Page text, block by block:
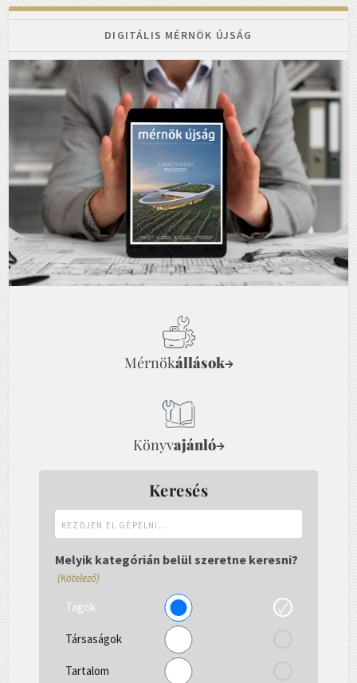
DIGITÁLIS MÉRNÖK ÚJSÁG
Mérnökállások→
Könyvajánló→
Keresés
el
gépelni...
Melyik kategórián belül szeretne keresni?
(Kötelező)
Tagok
Társaságok
Tartalom